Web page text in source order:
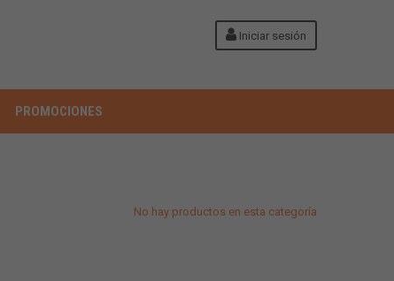
Iniciar sesión
PROMOCIONES
No hay productos en esta categoría